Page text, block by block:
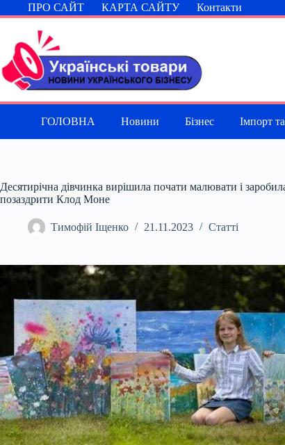
Перейти
до
ПРО САЙТ КАРТА САЙТУ Контакти
ГОЛОВНА Новини Бізнес Імпорт
Десятирічна дівчинка вирішила почати малювати і
позаздрити Клод Моне
Тимофій Іщенко 21.11.2023 Статті